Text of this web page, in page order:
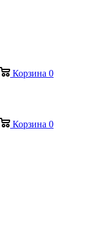
Корзина 0
Корзина 0